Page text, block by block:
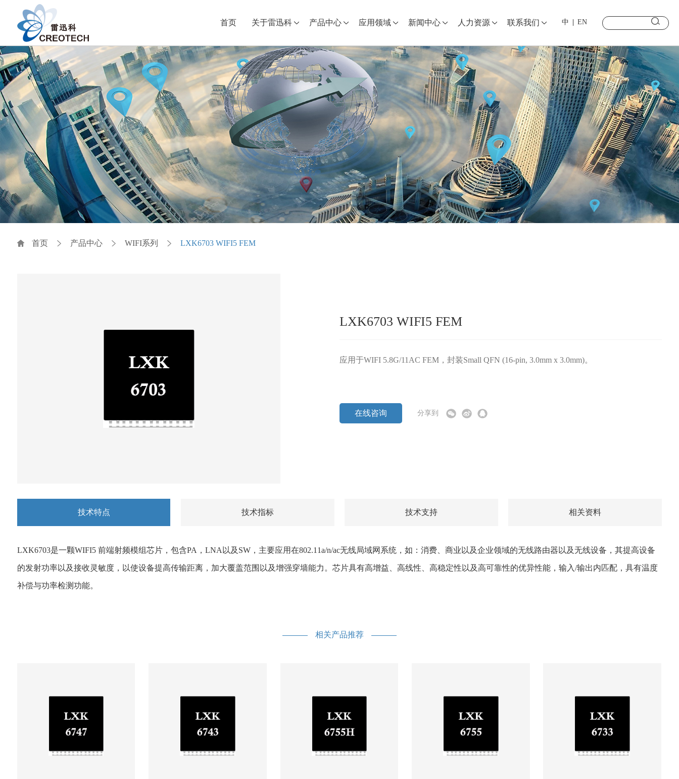
首页 关于雷迅科 产品中心 应用领域 新闻中心 人力资源 联系我们 中 EN
首页 产品中心 WIFI系列 LXK6703 WIFI5 FEM
LXK6703 WIFI5 FEM
应用于WIFI 5.8G/11AC FEM，封装Small QFN (16-pin, 3.0mm x 3.0mm)。
在线咨询 分享到
技术特点 技术指标 技术支持 相关资料
LXK6703是一颗WIFI5 前端射频模组芯片，包含PA，LNA以及SW，主要应用在802.11a/n/ac无线局域网系统，如：消费、商业以及企业领域的无线路由器以及无线设备，其提高设备
的发射功率以及接收灵敏度，以使设备提高传输距离，加大覆盖范围以及增强穿墙能力。芯片具有高增益、高线性、高稳定性以及高可靠性的优异性能，输入/输出内匹配，具有温度
补偿与功率检测功能。
相关产品推荐